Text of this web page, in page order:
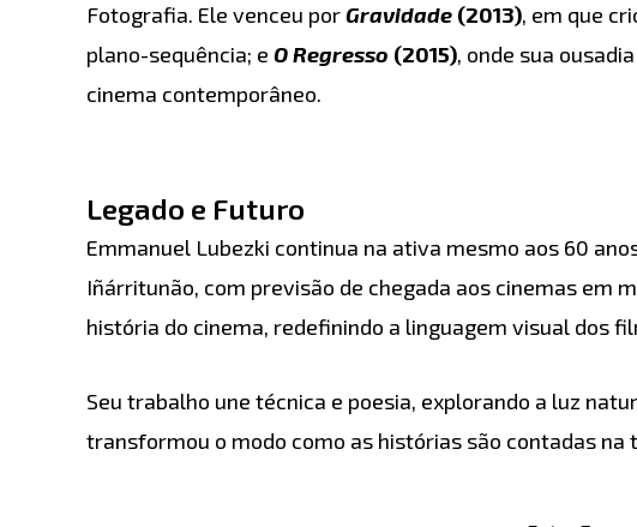
Fotografia. Ele venceu porGravidade (2013), em que
plano-sequência; e O Regresso (2015), onde sua
cinema contemporâneo.
Legado e Futuro
Emmanuel Lubezki continua na ativa mesmo aos 60
Iñárritunão, com previsão de chegada aos cinemas em
história do cinema, redefinindo a linguagem visual dos
Seu trabalho une técnica e poesia, explorando a luz
transformou o modo como as histórias são contadas na